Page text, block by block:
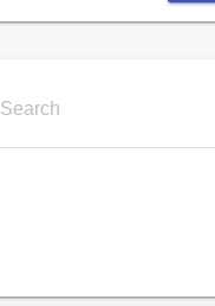
Search …